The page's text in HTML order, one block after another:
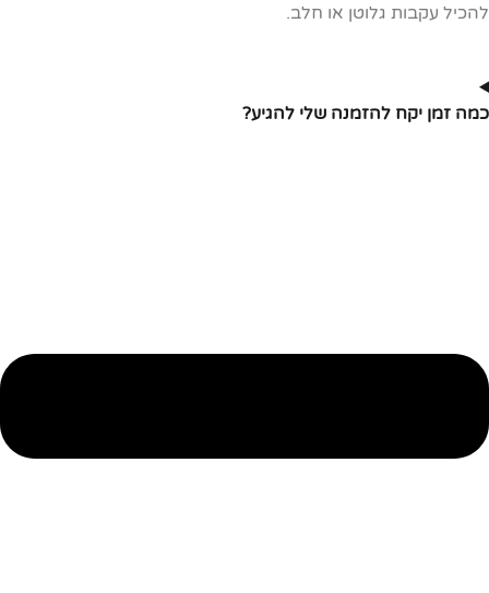
להכיל עקבות גלוטן או חלב.
כמה זמן יקח להזמנה שלי להגיע?